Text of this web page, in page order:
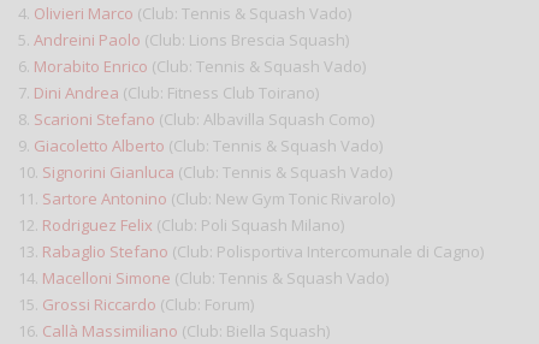
4. Olivieri Marco (Club: Tennis & Squash Vado)
5. Andreini Paolo (Club: Lions Brescia Squash)
6. Morabito Enrico (Club: Tennis & Squash Vado)
7. Dini Andrea (Club: Fitness Club Toirano)
8. Scarioni Stefano (Club: Albavilla Squash Como)
9. Giacoletto Alberto (Club: Tennis & Squash Vado)
10. Signorini Gianluca (Club: Tennis & Squash Vado)
11. Sartore Antonino (Club: New Gym Tonic Rivarolo)
12. Rodriguez Felix (Club: Poli Squash Milano)
13. Rabaglio Stefano (Club: Polisportiva Intercomunale di Cagno)
14. Macelloni Simone (Club: Tennis & Squash Vado)
15. Grossi Riccardo (Club: Forum)
16. Callà Massimiliano (Club: Biella Squash)